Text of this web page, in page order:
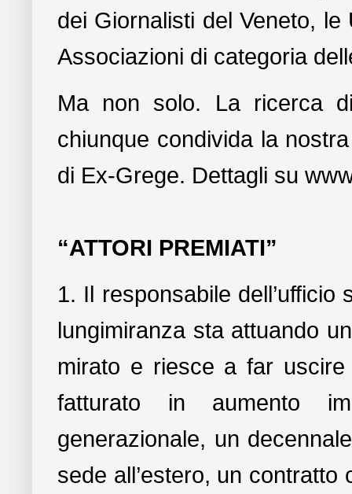
dei Giornalisti del Veneto,
Associazioni di categoria
Ma non solo. La ricerca
chiunque condivida la
di Ex-Grege. Dettagli su
“ATTORI PREMIATI”
1. Il responsabile
lungimiranza sta attuando
mirato e riesce a far uscire
fatturato in aumento
generazionale, un
sede all’estero, un